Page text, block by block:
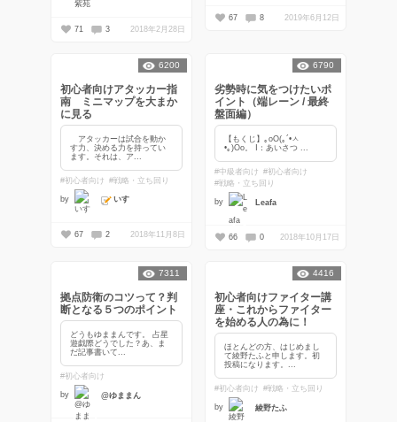
71 3 2018年2月28日
67 8 2019年6月12日
初心者向けアタッカー指
南 ミニマップを大まか
に見る
アタッカーは試合を動か
す力、決める力を持ってい
ます。それは、ア...
#初心者向け #戦略・立ち回り
by いす
6200
67 2 2018年11月8日
劣勢時に気をつけたいポ
イント（端レーン / 最終
盤面編）
【もくじ】｡оО(｡´•ㅅ
#中級者向け #初心者向け
#戦略・立ち回り
by Leafa
6790
66 0 2018年10月17日
拠点防衛のコツって？判
断となる５つのポイント
どうもゆままんです。 占星
遊戯際どうでした？あ、ま
だ記事書いて...
#初心者向け
by @ゆままん
7311
初心者向けファイター講
座・これからファイター
を始める人の為に！
ほとんどの方、はじめまし
て綾野たふと申します。初
投稿になります。...
#初心者向け #戦略・立ち回り
by 綾野たふ
4416